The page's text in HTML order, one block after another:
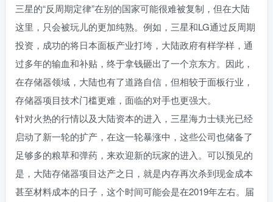
三星的“反周期定律”在别的国家可能很难被复制，但在大陆
这里，只会被玩儿的更加纯熟。例如，三星和LG通过反周期
投资，成功的将日本面板产业打垮，大陆政府有样学样，通
过多年的输血和补贴，终于拿钱砸出了一个京东方。因此，
在存储器领域，大陆也有了道路自信，但相较于面板行业，
存储器项目技术门槛更难，面临的对手也更强大。
针对火热的行情以及大陆资本的进入，三星海力士镁光已经
启动了新一轮的扩产，在这一轮暴涨中，这些公司也储备了
足够多的粮草和弹药，来欢迎新的玩家的进入。可以预见的
是，大陆存储器项目达产之日，就是内存再次杀到现金成本
甚至材料成本的日子，这个时间可能会是在2019年左右。届